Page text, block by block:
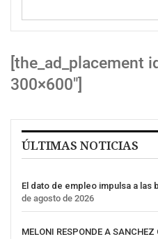
[the_ad_placement
300×600″]
ÚLTIMAS NOTICIAS
El dato de empleo impulsa a
de agosto de 2026
MELONI RESPONDE A SANCHEZ